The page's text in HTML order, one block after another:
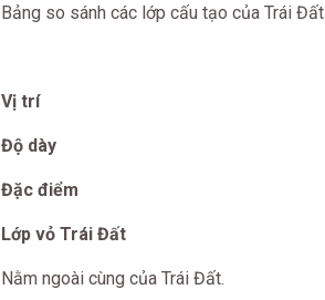
Bảng so sánh các lớp cấu tạo của Trái Đất
Vị trí
Độ dày
Đặc điểm
Lớp vỏ Trái Đất
Nằm ngoài cùng của Trái Đất.